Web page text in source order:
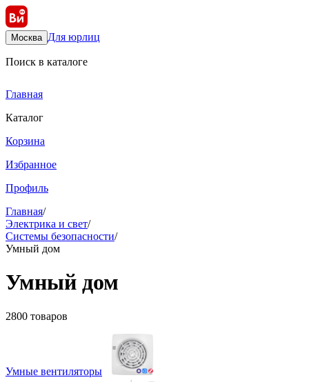
Москва Для юрлиц
Поиск в каталоге
Главная
Каталог
Корзина
Избранное
Профиль
Главная/
Электрика и свет/
Системы безопасности/
Умный дом
Умный дом
2800 товаров
Умные вентиляторы